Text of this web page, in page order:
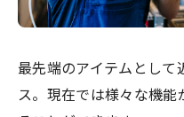
最先端のアイテムとして
ス。現在では様々な機